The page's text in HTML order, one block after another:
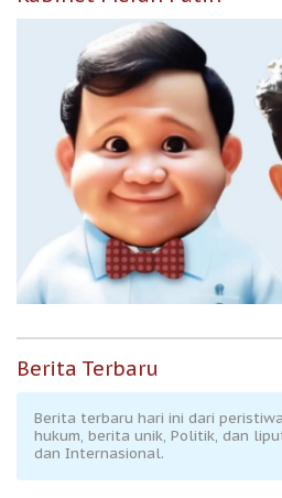
Berita Terbaru
Berita terbaru hari ini dari
hukum, berita unik, Politik, dan
dan Internasional.